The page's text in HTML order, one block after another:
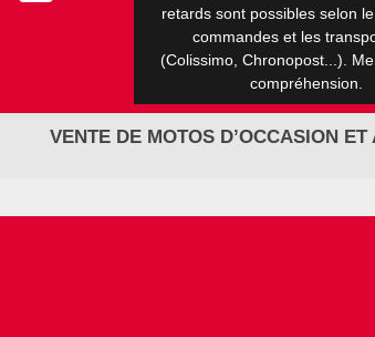
retards sont possibles selon
commandes et les
(Colissimo, Chronopost...).
compréhension.
VENTE DE MOTOS D’OCCASION ET